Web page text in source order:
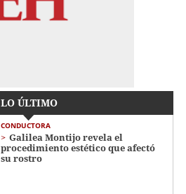
LO ÚLTIMO
CONDUCTORA
Galilea Montijo revela el
procedimiento estético que afectó
su rostro